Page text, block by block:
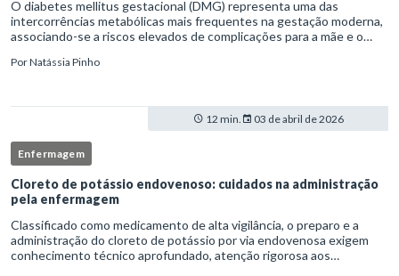
O diabetes mellitus gestacional (DMG) representa uma das
intercorrências metabólicas mais frequentes na gestação moderna,
associando-se a riscos elevados de complicações para a mãe e o
enferm
PorNatássia Pinho
12 min. 03 de abril de 2026
Enfermagem
Cloreto de potássio endovenoso: cuidados na administração
pela enfermagem
Classificado como medicamento de alta vigilância, o preparo e a
administração do cloreto de potássio por via endovenosa exigem
conhecimento técnico aprofundado, atenção rigorosa aos